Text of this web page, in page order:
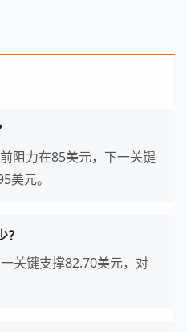
阻力在85美元，下一关键
美元。
关键支撑82.70美元，对